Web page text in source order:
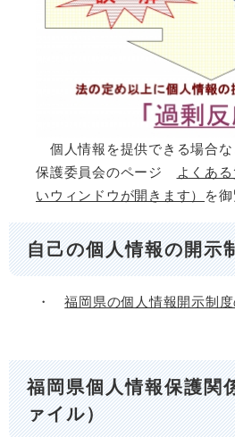
個人情報を提供できる場合な
保護委員会のページ
よくあ
いウィンドウが開きます）
を御
自己の個人情報の開示
・福岡県の個人情報開示制
福岡県個人情報保護関
ァイル）